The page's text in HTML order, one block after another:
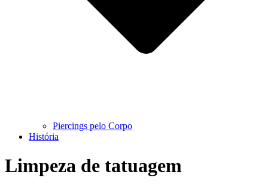
Piercings pelo Corpo
História
Limpeza de tatuagem